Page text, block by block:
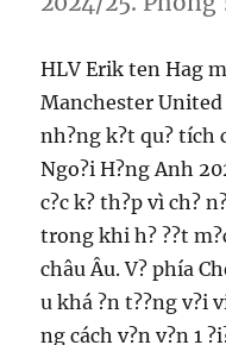
HLV Erik ten Hag
Manchester
nh?ng k?t qu? tích
Ngo?i H?ng Anh
c?c k? th?p vì ch?
trong khi h? ??t
châu Âu. V? phía
u khá ?n t??ng v?i
ng cách v?n v?n 1